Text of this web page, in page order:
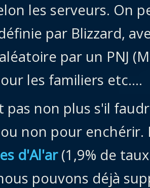
les serveurs. On
par Blizzard,
par un PNJ
les familiers etc....
pas non plus s'il
non pour
d'Al'ar(1,9% de
pouvons déjà